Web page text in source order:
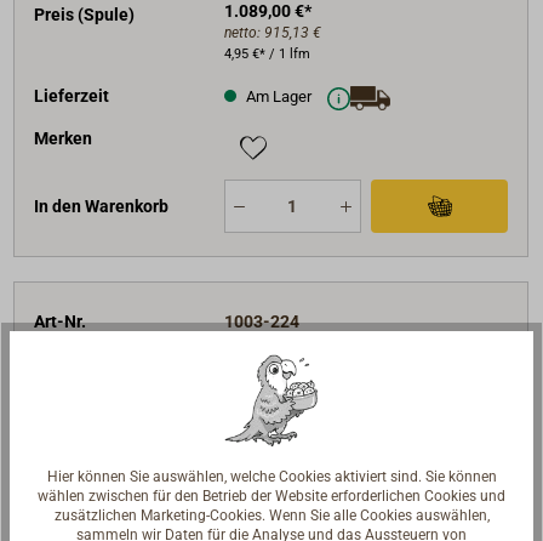
Preis (Spule)
1.089,00 €*
netto: 915,13 €
4,95 €* / 1 lfm
Lieferzeit Am Lager
Merken
In den Warenkorb
Art-Nr.
1003-224
7500
220
Preis (Spule)
netto:1.044,54 €
5,65 €* / 1 lfm
Hier können Sie auswählen, welche Cookies aktiviert sind. Sie können
wählen zwischen für den Betrieb der Website erforderlichen Cookies und
zusätzlichen Marketing-Cookies. Wenn Sie alle Cookies auswählen,
sammeln wir Daten für die Analyse und das Aussteuern von